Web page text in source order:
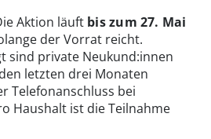
Aktion läuft bis zum 27. Mai
der Vorrat reicht.
sind private Neukund:innen
letzten drei Monaten
Telefonanschluss bei
Haushalt ist die Teilnahme